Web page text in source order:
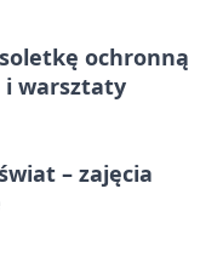
ochronną
i warsztaty
– zajęcia